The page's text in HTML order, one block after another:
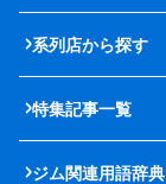
系列店から探す
特集記事一覧
ジム関連用語辞典